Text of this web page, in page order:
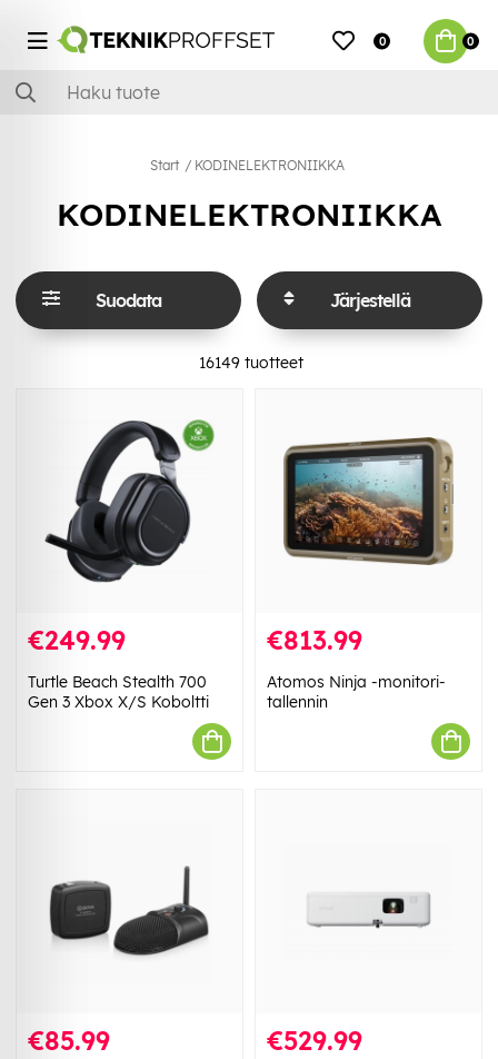
0 0
Start KODINELEKTRONIIKKA
KODINELEKTRONIIKKA
Suodata Järjestellä
16149 tuotteet
€249.99
Turtle Beach Stealth 700
Gen 3 Xbox X/S Koboltti
€813.99
Atomos Ninja -monitori-
tallennin
€85.99 €529.99